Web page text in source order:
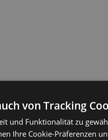
von Tracking
und Funktionalität zu
Ihre Cookie-Präferenzen